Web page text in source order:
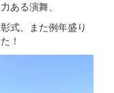
ある演舞、
式、また例年盛り
！